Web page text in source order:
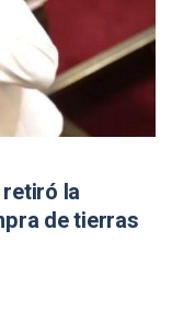
la
de tierras